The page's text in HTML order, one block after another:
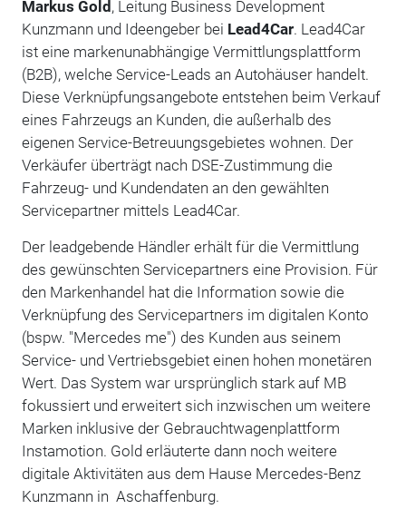
Markus Gold, Leitung Business Development
Kunzmann und Ideengeber bei Lead4Car. Lead4Car
ist eine markenunabhängige Vermittlungsplattform
(B2B), welche Service-Leads an Autohäuser handelt.
Diese Verknüpfungsangebote entstehen beim Verkauf
eines Fahrzeugs an Kunden, die außerhalb des
eigenen Service-Betreuungsgebietes wohnen. Der
Verkäufer überträgt nach DSE-Zustimmung die
Fahrzeug- und Kundendaten an den gewählten
Servicepartner mittels Lead4Car.
Der leadgebende Händler erhält für die Vermittlung
des gewünschten Servicepartners eine Provision. Für
den Markenhandel hat die Information sowie die
Verknüpfung des Servicepartners im digitalen Konto
(bspw. "Mercedes me") des Kunden aus seinem
Service- und Vertriebsgebiet einen hohen monetären
Wert. Das System war ursprünglich stark auf MB
fokussiert und erweitert sich inzwischen um weitere
Marken inklusive der Gebrauchtwagenplattform
Instamotion. Gold erläuterte dann noch weitere
digitale Aktivitäten aus dem Hause Mercedes-Benz
Kunzmann in Aschaffenburg.